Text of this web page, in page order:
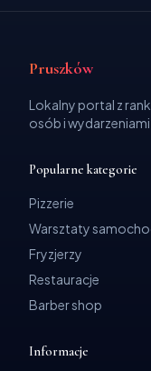
Pruszków
Lokalny portal z
osób i
Popularne kategorie
Pizzerie
Warsztaty
Fryzjerzy
Restauracje
Barber shop
Informacje